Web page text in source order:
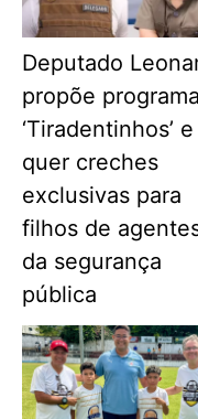
Deputado
propõe programa
‘Tiradentinhos’ e
quer creches
exclusivas para
filhos de
da segurança
pública